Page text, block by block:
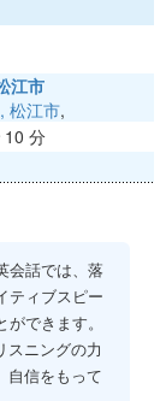
江市
松江市,
10 分
会話では、落
ティブスピー
できます。
スニングの力
自信をもって